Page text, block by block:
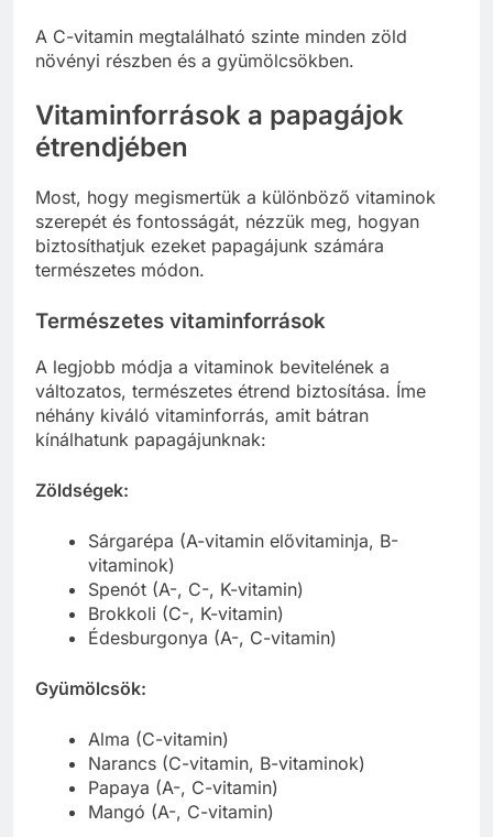
A C-vitamin megtalálható szinte minden zöld
növényi részben és a gyümölcsökben.
Vitaminforrások a papagájok
étrendjében
Most, hogy megismertük a különböző vitaminok
szerepét és fontosságát, nézzük meg, hogyan
biztosíthatjuk ezeket papagájunk számára
természetes módon.
Természetes vitaminforrások
A legjobb módja a vitaminok bevitelének a
változatos, természetes étrend biztosítása. Íme
néhány kiváló vitaminforrás, amit bátran
kínálhatunk papagájunknak:
Zöldségek:
Sárgarépa (A-vitamin elővitaminja, B-
vitaminok)
Spenót (A-, C-, K-vitamin)
Brokkoli (C-, K-vitamin)
Édesburgonya (A-, C-vitamin)
Gyümölcsök:
Alma (C-vitamin)
Narancs (C-vitamin, B-vitaminok)
Papaya (A-, C-vitamin)
Mangó (A-, C-vitamin)